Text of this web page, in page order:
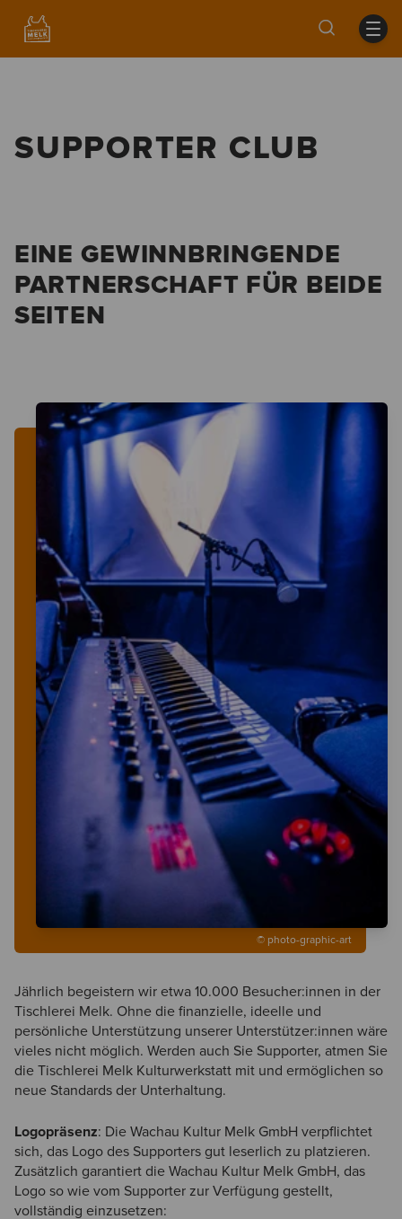
SUPPORTER CLUB
EINE GEWINNBRINGENDE
PARTNERSCHAFT FÜR BEIDE
SEITEN
© photo-graphic-art
Jährlich begeistern wir etwa 10.000 Besucher:innen in der
Tischlerei Melk. Ohne die finanzielle, ideelle und
persönliche Unterstützung unserer Unterstützer:innen wäre
vieles nicht möglich. Werden auch Sie Supporter, atmen Sie
die Tischlerei Melk Kulturwerkstatt mit und ermöglichen so
neue Standards der Unterhaltung.
Logopräsenz: Die Wachau Kultur Melk GmbH verpflichtet
sich, das Logo des Supporters gut leserlich zu platzieren.
Zusätzlich garantiert die Wachau Kultur Melk GmbH, das
Logo so wie vom Supporter zur Verfügung gestellt,
vollständig einzusetzen: